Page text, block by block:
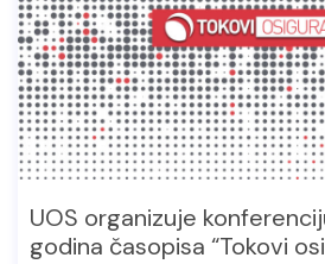
UOS organizuje
godina časopisa “Tokovi